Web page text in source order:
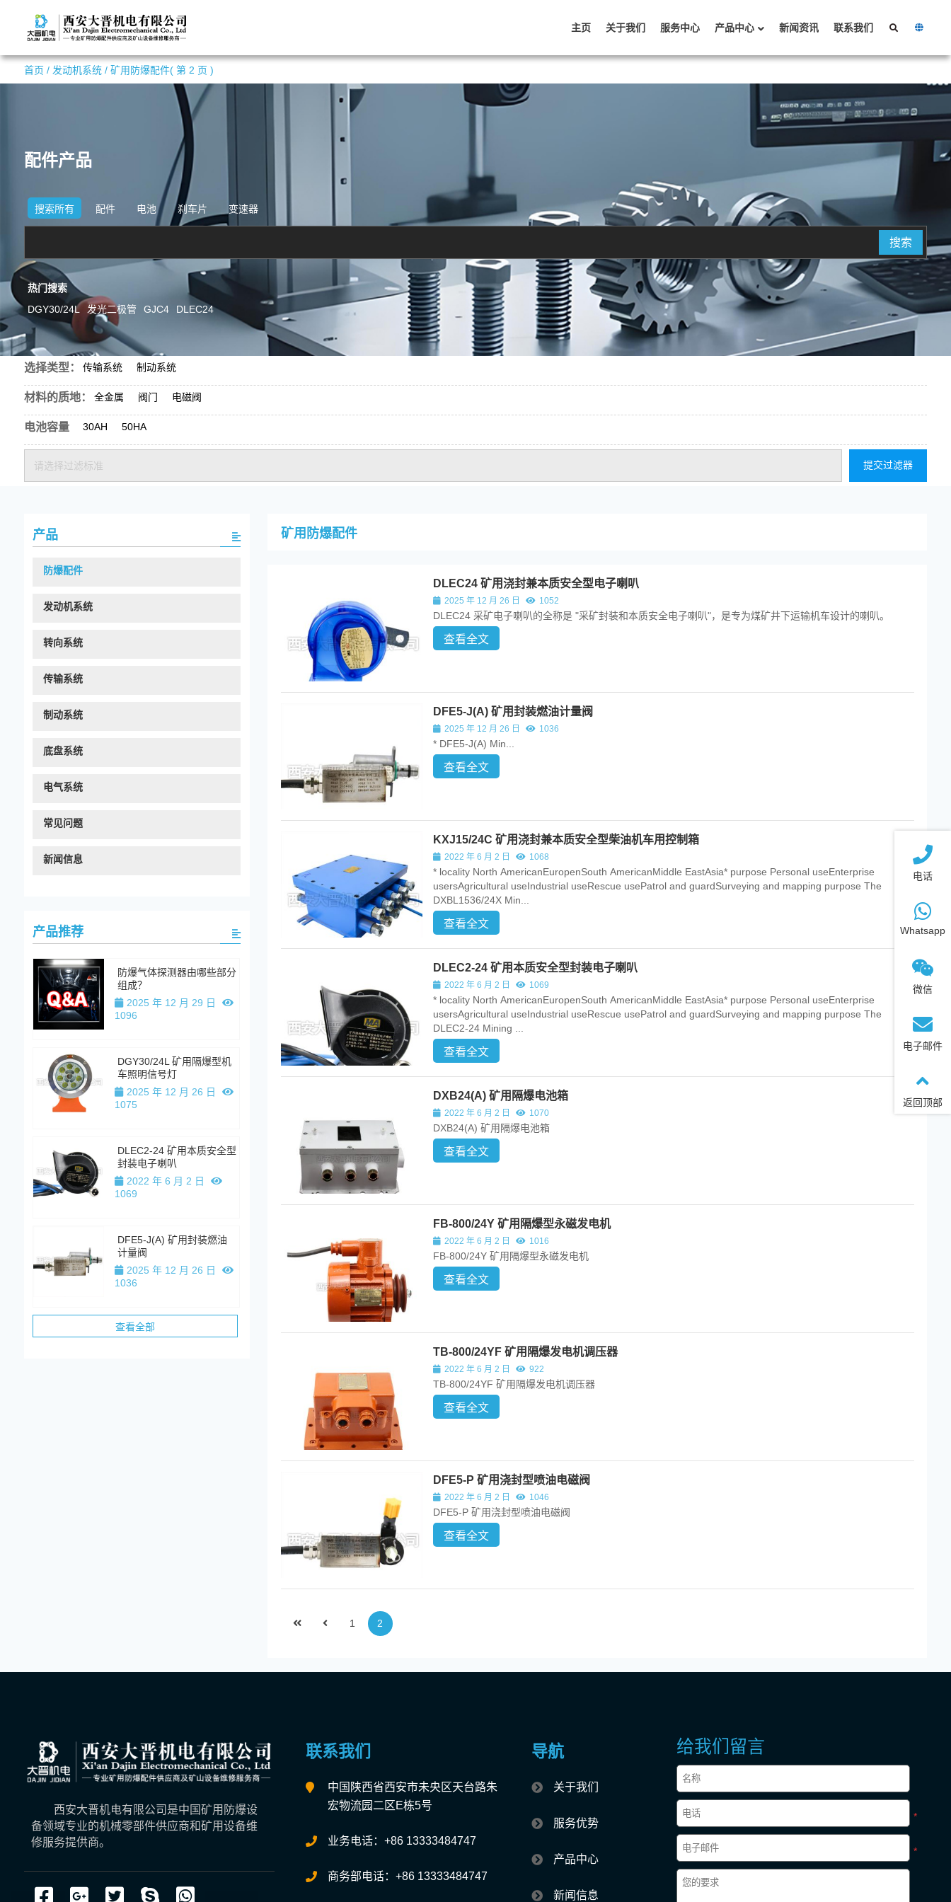
主页 关于我们 服务中心 产品中心 新闻资讯 联系我们
首页 / 发动机系统/ 矿用防爆配件( 第 2 页 )
配件产品
搜索所有 配件 电池 刹车片 变速器
搜索
热门搜索
DGY30/24L
发光二极管 GJC4 DLEC24
选择类型： 传输系统 制动系统
材料的质地： 全金属 阀门 电磁阀
电池容量 30AH 50HA
请选择过滤标准 提交过滤器
矿用防爆配件
DLEC24 矿用浇封兼本质安全型电子喇叭
2025 年 12 月 26 日 1052
DLEC24 采矿电子喇叭的全称是 "采矿封装和本质安全电子喇叭"，是专为煤矿井下运输机车设计的喇叭。
查看全文
DFE5-J(A) 矿用封装燃油计量阀
2025 年 12 月 26 日 1036
* DFE5-J(A) Min...
查看全文
KXJ15/24C 矿用浇封兼本质安全型柴油机车用控制箱
2022 年 6 月 2 日 1068
* locality North AmericanEuropenSouth AmericanMiddle EastAsia* purpose Personal useEnterprise
usersAgricultural useIndustrial useRescue usePatrol and guardSurveying and mapping purpose The
DXBL1536/24X Min...
查看全文
DLEC2-24 矿用本质安全型封装电子喇叭
2022 年 6 月 2 日 1069
* locality North AmericanEuropenSouth AmericanMiddle EastAsia* purpose Personal useEnterprise
usersAgricultural useIndustrial useRescue usePatrol and guardSurveying and mapping purpose The
DLEC2-24 Mining ...
查看全文
DXB24(A) 矿用隔爆电池箱
2022 年 6 月 2 日 1070
DXB24(A) 矿用隔爆电池箱
查看全文
FB-800/24Y 矿用隔爆型永磁发电机
2022 年 6 月 2 日 1016
FB-800/24Y 矿用隔爆型永磁发电机
查看全文
TB-800/24YF 矿用隔爆发电机调压器
2022 年 6 月 2 日 922
TB-800/24YF 矿用隔爆发电机调压器
查看全文
DFE5-P 矿用浇封型喷油电磁阀
2022 年 6 月 2 日 1046
DFE5-P 矿用浇封型喷油电磁阀
查看全文
1 2
产品
防爆配件
发动机系统
转向系统
传输系统
制动系统
底盘系统
电气系统
常见问题
新闻信息
产品推荐
防爆气体探测器由哪些部分
组成？
2025 年 12 月 29 日
1096
DGY30/24L 矿用隔爆型机
车照明信号灯
2025 年 12 月 26 日
1075
DLEC2-24 矿用本质安全型
封装电子喇叭
2022 年 6 月 2 日
1069
DFE5-J(A) 矿用封装燃油
计量阀
2025 年 12 月 26 日
1036
查看全部
西安大晋机电有限公司是中国矿用防爆设
备领域专业的机械零部件供应商和矿用设备维
修服务提供商。
联系我们
中国陕西省西安市未央区天台路朱
宏物流园二区E栋5号
业务电话：+86 13333484747
商务部电话：+86 13333484747
导航
关于我们
服务优势
产品中心
新闻信息
给我们留言
*
*
电话
Whatsapp
微信
电子邮件
返回顶部